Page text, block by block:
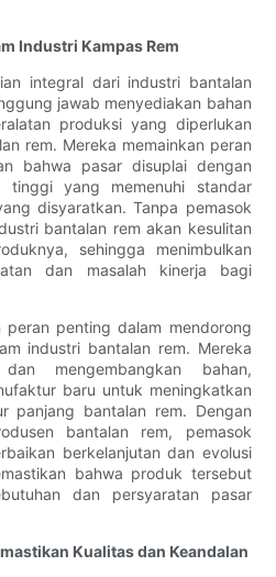
Industri Kampas Rem
integral dari industri bantalan
jawab menyediakan bahan
produksi yang diperlukan
rem. Mereka memainkan peran
bahwa pasar disuplai dengan
tinggi yang memenuhi standar
disyaratkan. Tanpa pemasok
bantalan rem akan kesulitan
sehingga menimbulkan
dan masalah kinerja bagi
peran penting dalam mendorong
industri bantalan rem. Mereka
mengembangkan bahan,
baru untuk meningkatkan
panjang bantalan rem. Dengan
bantalan rem, pemasok
berkelanjutan dan evolusi
bahwa produk tersebut
dan persyaratan pasar
Kualitas dan Keandalan